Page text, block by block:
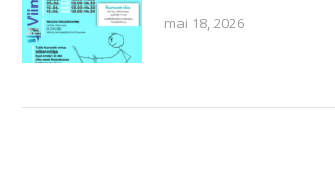
mai 18, 2026